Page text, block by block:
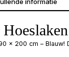
x 200 cm –